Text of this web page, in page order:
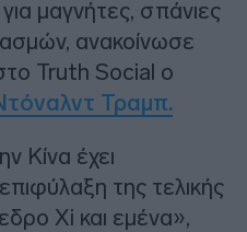
για μαγνήτες, σπάνιες
ανακοίνωσε
Truth Social ο
Τραμπ.
Κίνα έχει
της τελικής
Xi και εμένα»,